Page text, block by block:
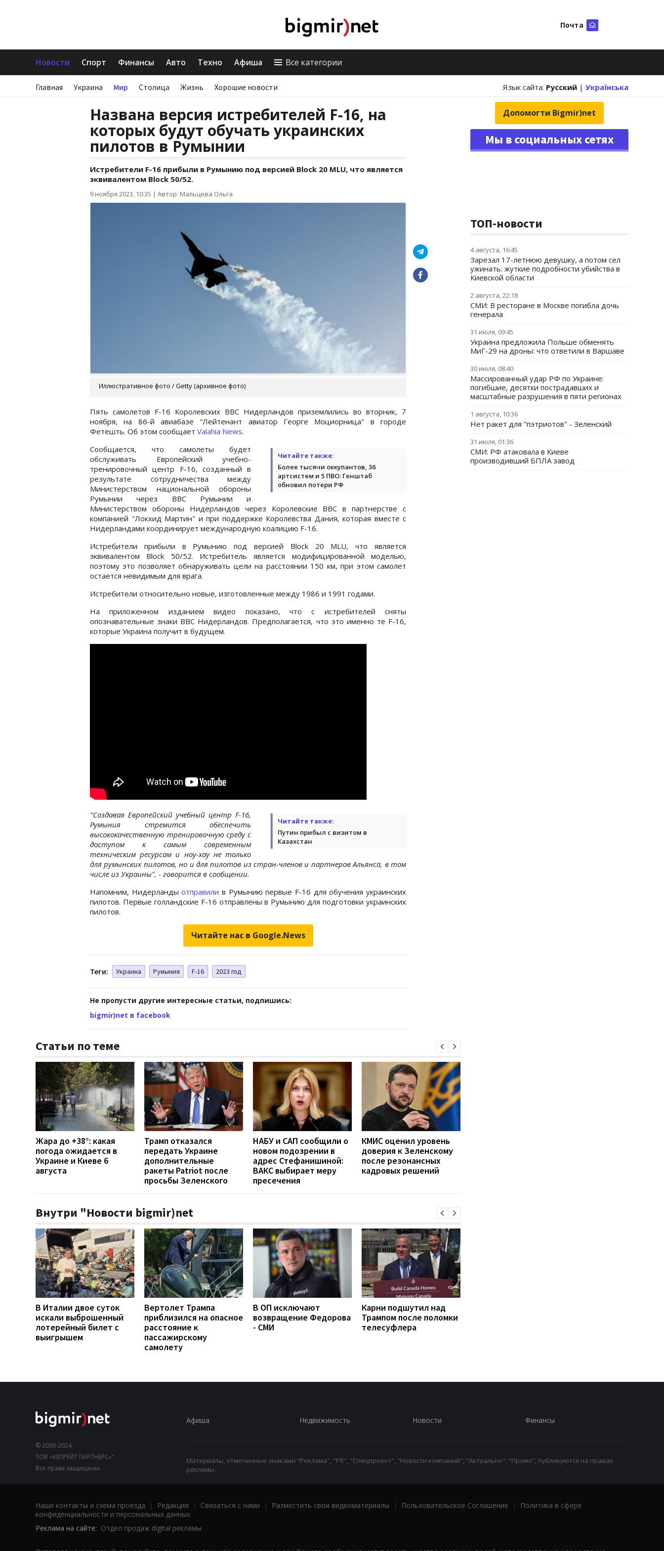
Почта
Новости Спорт Финансы Авто Техно Афиша Все категории
Главная Украина Мир Столица Жизнь Хорошие новости Язык сайта: Русский | Українська
Названа версия истребителей F-16, на
которых будут обучать украинских
пилотов в Румынии
Истребители F-16 прибыли в Румынию под версией Block 20 MLU, что является
эквивалентом Block 50/52.
9 ноября 2023, 10:35 | Автор: Мальцева Ольга
Иллюстративное фото / Getty (архивное фото)
Пять самолетов F-16 Королевских ВВС Нидерландов приземлились во вторник, 7
ноября, на 86-й авиабазе "Лейтенант авиатор Георге Моциорница" в городе
Фетешть. Об этом сообщает Valahia News.
Читайте также:
Более тысячи оккупантов, 36
артсистем и 5 ПВО: Генштаб
обновил потери РФ
Сообщается, что самолеты будет
обслуживать Европейский учебно-
тренировочный центр F-16, созданный в
результате сотрудничества между
Министерством национальной обороны
Румынии через ВВС Румынии и
Министерством обороны Нидерландов через Королевские ВВС в партнерстве с
компанией "Локхид Мартин" и при поддержке Королевства Дания, которая вместе с
Нидерландами координирует международную коалицию F-16.
Истребители прибыли в Румынию под версией Block 20 MLU, что является
эквивалентом Block 50/52. Истребитель является модифицированной моделью,
поэтому это позволяет обнаруживать цели на расстоянии 150 км, при этом самолет
остается невидимым для врага.
Истребители относительно новые, изготовленные между 1986 и 1991 годами.
На приложенном изданием видео показано, что с истребителей сняты
опознавательные знаки ВВС Нидерландов. Предполагается, что это именно те F-16,
которые Украина получит в будущем.
Читайте также:
Путин прибыл с визитом в
Казахстан
"Создавая Европейский учебный центр F-16,
Румыния стремится обеспечить
высококачественную тренировочную среду с
доступом к самым современным
техническим ресурсам и ноу-хау не только
для румынских пилотов, но и для пилотов из стран-членов и партнеров Альянса, в том
числе из Украины", - говорится в сообщении.
Напомним, Нидерландыотправили в Румынию первые F-16 для обучения украинских
пилотов. Первые голландские F-16 отправлены в Румынию для подготовки украинских
пилотов.
Читайте нас в Google.News
Теги: Украина Румыния F-16 2023 год
Не пропусти другие интересные статьи, подпишись:
bigmir)net в facebook
Статьи по теме
Жара до +38°: какая
погода ожидается в
Украине и Киеве 6
августа
Трамп отказался
передать Украине
дополнительные
ракеты Patriot после
просьбы Зеленского
НАБУ и САП сообщили о
новом подозрении в
адрес Стефанишиной:
ВАКС выбирает меру
пресечения
КМИС оценил уровень
доверия к Зеленскому
после резонансных
кадровых решений
Внутри "Новости bigmir)net
В Италии двое суток
искали выброшенный
лотерейный билет с
выигрышем
Вертолет Трампа
приблизился на опасное
расстояние к
пассажирскому
самолету
В ОП исключают
возвращение Федорова
- СМИ
Карни подшутил над
Трампом после поломки
телесуфлера
Допомогти Bigmir)net
Мы в социальных сетях
ТОП-новости
4 августа, 16:45
Зарезал 17-летнюю девушку, а потом сел
ужинать: жуткие подробности убийства в
Киевской области
2 августа, 22:18
СМИ: В ресторане в Москве погибла дочь
генерала
31 июля, 09:45
Украина предложила Польше обменять
МиГ-29 на дроны: что ответили в Варшаве
30 июля, 08:40
Массированный удар РФ по Украине:
погибшие, десятки пострадавших и
масштабные разрушения в пяти регионах
1 августа, 10:36
Нет ракет для "пэтриотов" - Зеленский
31 июля, 01:36
СМИ: РФ атаковала в Киеве
производивший БПЛА завод
© 2000-2024,
ТОВ «КЕПРЕЙТ ПАРТНЕРС»".
Все права защищены.
Афиша Недвижимость Новости Финансы
Материалы, отмеченные знаками "Реклама", "PR", "Спецпроект", "Новости компаний", "Актуально", "Промо", публикуются на правах
рекламы.
Наши контакты и схема проезда | Редакция | Связаться с нами | Разместить свои видеоматериалы | Пользовательское Соглашение |
Политика в сфере
конфиденциальности и персональных данных
Реклама на сайте: Отдел продаж digital рекламы